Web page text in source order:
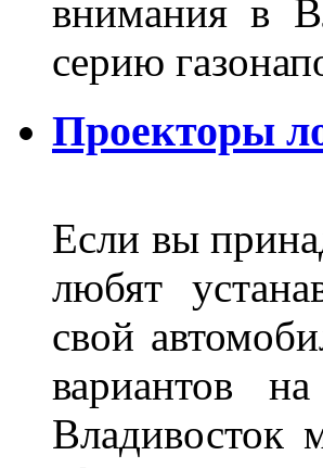
внимания в
серию
Проекторы
Если вы
любят
свой
вариантов
Владивосток